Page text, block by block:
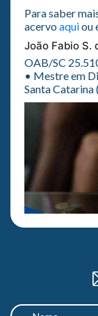
Para saber
acervoaquiou
João Fabio S.
OAB/SC
• Mestre em
Santa Catarina